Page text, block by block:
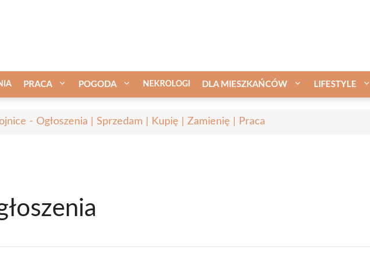
PRACA POGODA NEKROLOGI DLA MIESZKAŃCÓW LIFESTYLE
- Ogłoszenia | Sprzedam | Kupię | Zamienię | Praca